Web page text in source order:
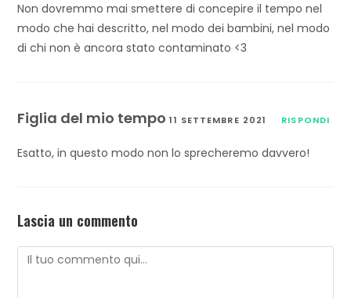
Non dovremmo mai smettere di concepire il tempo nel
modo che hai descritto, nel modo dei bambini, nel modo
di chi non è ancora stato contaminato <3
Figlia del mio tempo11 SETTEMBRE 2021 RISPONDI
Esatto, in questo modo non lo sprecheremo davvero!
Lascia un commento